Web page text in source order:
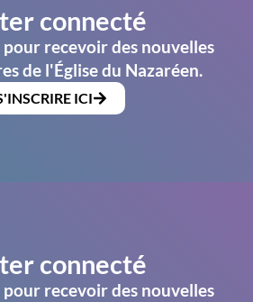
connecté
recevoir des nouvelles
de l'Église du Nazaréen.
ICI
connecté
recevoir des nouvelles